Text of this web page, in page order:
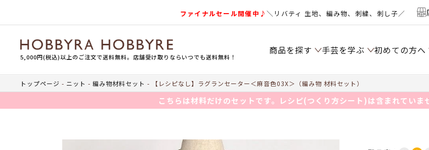
ファイナルセール開催中♪＼リバティ 生地、編み物、刺繍、刺し子／
5,000円(税込)以上のご注文で送料無料。店舗受け取りならいつでも送料無料！
商品を探す 手芸を学ぶ 初めての方へ
トップページ ニット 編み物材料セット 【レシピなし】ラグランセーター＜麻音色03X＞（編み物 材料セット）
こちらは材料だけのセットです。レシピ(つくり方シート)は含まれていま